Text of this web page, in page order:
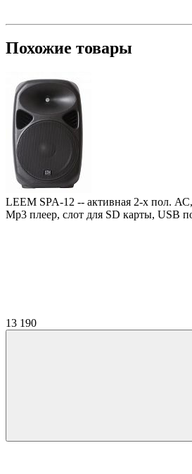
Похожие товары
LEEM SPA-12 -- активная 2-х пол.
Mp3 плеер, слот для SD карты, USB
13 190